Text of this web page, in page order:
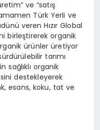
ve “satış
Türk Yerli ve
veren Hızır Global
birleştirerek organik
ürünler üretiyor
tarımı
sağlıklı organik
destekleyerek
esans, koku, tat ve